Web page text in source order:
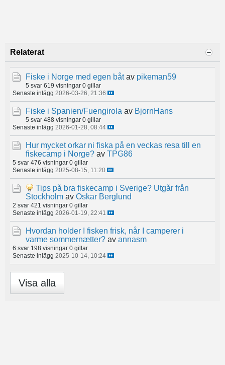
Relaterat
Fiske i Norge med egen båt av pikeman59
5 svar 619 visningar 0 gillar
Senaste inlägg 2026-03-26, 21:36
Fiske i Spanien/Fuengirola av BjornHans
5 svar 488 visningar 0 gillar
Senaste inlägg 2026-01-28, 08:44
Hur mycket orkar ni fiska på en veckas resa till en
fiskecamp i Norge? av TPG86
5 svar 476 visningar 0 gillar
Senaste inlägg 2025-08-15, 11:20
Tips på bra fiskecamp i Sverige? Utgår från
Stockholm av Oskar Berglund
2 svar 421 visningar 0 gillar
Senaste inlägg 2026-01-19, 22:41
Hvordan holder I fisken frisk, når I camperer i
varme sommernætter? av annasm
6 svar 198 visningar 0 gillar
Senaste inlägg 2025-10-14, 10:24
Visa alla